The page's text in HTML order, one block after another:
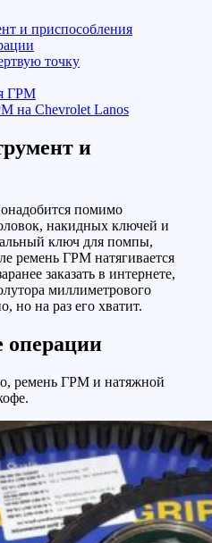
и приспособления
точку
ГРМ
на Chevrolet Lanos
и
помимо
накидных ключей и
ключ для помпы,
ремень ГРМ натягивается
заказать в интернете,
миллиметрового
но на раз его хватит.
операции
ремень ГРМ и натяжной